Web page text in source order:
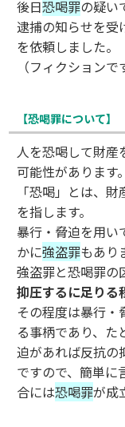
後日恐喝罪の疑い
逮捕の知らせを受
を依頼しました。
（フィクションで
【恐喝罪について】
人を恐喝して財産
可能性があります。
「恐喝」とは、
を指します。
暴行・脅迫を用い
かに強盗罪もあり
強盗罪と恐喝罪の
抑圧するに足りる
その程度は暴行
る事柄であり、
迫があれば反抗の
ですので、簡単に
合には恐喝罪が成